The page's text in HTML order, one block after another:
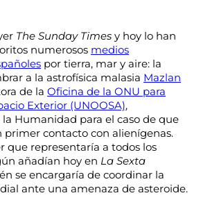
The Sunday Times y hoy lo han
numerosos medios
por tierra, mar y aire: la
a la astrofísica malasia Mazlan
de la Oficina de la ONU para
Exterior (UNOOSA),
Humanidad para el caso de que
primer contacto con alienígenas.
que representaría a todos los
añadían hoy en La Sexta
se encargaría de coordinar la
ante una amenaza de asteroide.